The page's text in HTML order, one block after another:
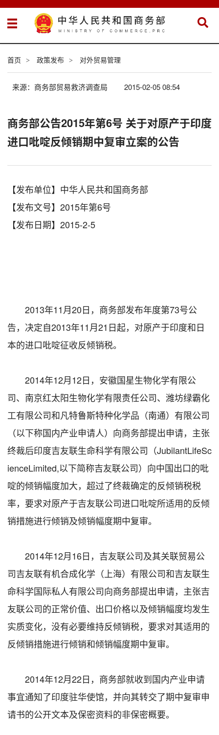
首页 > 政策发布 > 对外贸易管理
来源：商务部贸易救济调查局 2015-02-05 08:54
商务部公告2015年第6号 关于对原产于印度
进口吡啶反倾销期中复审立案的公告
【发布单位】中华人民共和国商务部
【发布文号】2015年第6号
【发布日期】2015-2-5
2013年11月20日，商务部发布年度第73号公
告，决定自2013年11月21日起，对原产于印度和日
本的进口吡啶征收反倾销税。
2014年12月12日，安徽国星生物化学有限公
司、南京红太阳生物化学有限责任公司、潍坊绿霸化
工有限公司和凡特鲁斯特种化学品（南通）有限公司
（以下称国内产业申请人）向商务部提出申请，主张
终裁后印度吉友联生命科学有限公司（JubilantLifeSc
ienceLimited,以下简称吉友联公司）向中国出口的吡
啶的倾销幅度加大，超过了终裁确定的反倾销税税
率，要求对原产于吉友联公司进口吡啶所适用的反倾
销措施进行倾销及倾销幅度期中复审。
2014年12月16日，吉友联公司及其关联贸易公
司吉友联有机合成化学（上海）有限公司和吉友联生
命科学国际私人有限公司向商务部提出申请，主张吉
友联公司的正常价值、出口价格以及倾销幅度均发生
实质变化，没有必要维持反倾销税，要求对其适用的
反倾销措施进行倾销和倾销幅度期中复审。
2014年12月22日，商务部就收到国内产业申请
事宜通知了印度驻华使馆，并向其转交了期中复审申
请书的公开文本及保密资料的非保密概要。